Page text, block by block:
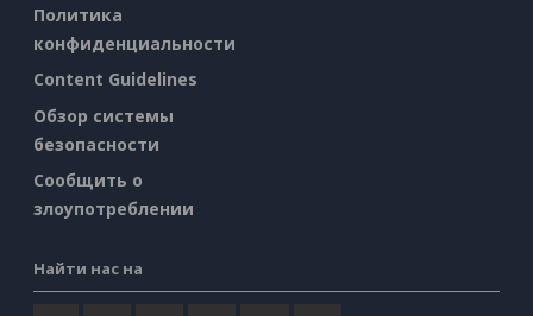
Политика
конфиденциальности
Content Guidelines
Обзор системы
безопасности
Сообщить о
злоупотреблении
Найти нас на